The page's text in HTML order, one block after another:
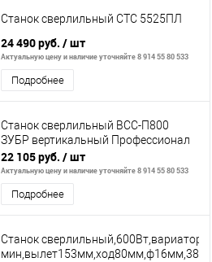
Станок сверлильный СТС 5525ПЛ
24 490 руб. / шт
Актуальную цену и наличие уточняйте 8 914 55 80 533
Подробнее
Станок сверлильный ВСС-П800
ЗУБР вертикальный Профессионал
22 105 руб. / шт
Актуальную цену и наличие уточняйте 8 914 55 80 533
Подробнее
Станок